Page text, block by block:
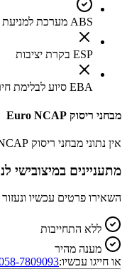
ABS מערכת למניעת נעילת גלגלים
ESP בקרת יציבות
EBA סיוע לבלימת חירום
מבחני ריסוק Euro NCAP
אין נתוני מבחני ריסוק Euro NCAP לדגם זה
מתעניינים במיצובישי
השאירו פרטים עכשיו
ללא התחייבות
מענה מהיר
או חייגו עכשיו:7809093